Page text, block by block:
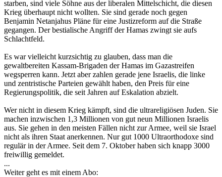
starben, sind viele Söhne aus der liberalen Mittelschicht, die diesen
Krieg überhaupt nicht wollten. Sie sind gerade noch gegen
Benjamin Netanjahus Pläne für eine Justizreform auf die Straße
gegangen. Der bestialische Angriff der Hamas zwingt sie aufs
Schlachtfeld.
Es war vielleicht kurzsichtig zu glauben, dass man die
gewaltbereiten Kassam-Brigaden der Hamas im Gazastreifen
wegsperren kann. Jetzt aber zahlen gerade jene Israelis, die linke
und zentristische Parteien gewählt haben, den Preis für eine
Regierungspolitik, die seit Jahren auf Eskalation abzielt.
Wer nicht in diesem Krieg kämpft, sind die ultrareligiösen Juden. Sie
machen inzwischen 1,3 Millionen von gut neun Millionen Israelis
aus. Sie gehen in den meisten Fällen nicht zur Armee, weil sie Israel
nicht als ihren Staat anerkennen. Nur gut 1000 Ultraorthodoxe sind
regulär in der Armee. Seit dem 7. Oktober haben sich knapp 3000
freiwillig gemeldet.
...
Weiter geht es mit einem Abo: